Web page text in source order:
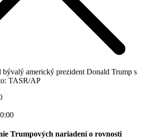
bývalý americký prezident Donald Trump s
TASR/AP
Trumpových nariadení o rovnosti